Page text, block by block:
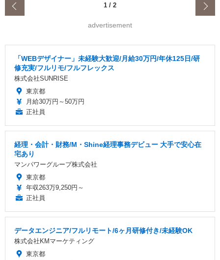
1 / 2
advertisement
「WEBデザイナー」未経験大歓迎/月給30万円/年休125日/研
修充実/フルリモ/フルフレックス
株式会社SUNRISE
東京都
月給30万円～50万円
正社員
経理・会計・財務/M・Shine経理事務デビュー 大手で安心在
宅あり
マンパワーグループ株式会社
東京都
年収263万9,250円～
正社員
データエンジニア/フルリモート/6ヶ月研修付き/未経験OK
株式会社KMマーケティング
東京都